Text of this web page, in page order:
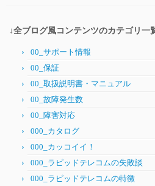
↓全ブログ風コンテンツのカテゴリ一
00_サポート情報
00_保証
00_取扱説明書・マニュアル
00_故障発生数
00_障害対応
000_カタログ
000_カッコイイ！
000_ラピッドテレコムの失敗談
000_ラピッドテレコムの特徴